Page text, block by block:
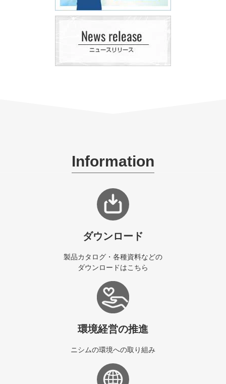
Information
ダウンロード
製品カタログ・各種資料などの
ダウンロードはこちら
環境経営の推進
ニシムの環境への取り組み